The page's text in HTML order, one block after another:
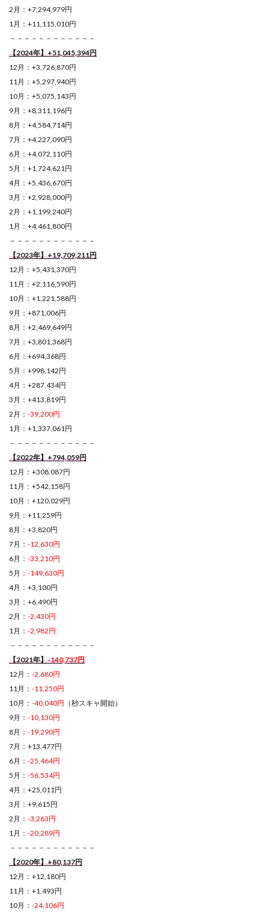
2月：+7,294,979円
1月：+11,115,010円
－－－－－－－－－－－－
【2024年】+51,045,394円
12月：+3,726,870円
11月：+5,297,940円
10月：+5,075,143円
9月：+8,311,196円
8月：+4,584,714円
7月：+4,227,090円
6月：+4,072,110円
5月：+1,724,621円
4月：+5,436,670円
3月：+2,928,000円
2月：+1,199,240円
1月：+4,461,800円
－－－－－－－－－－－－
【2023年】+19,709,211円
12月：+5,431,370円
11月：+2,116,590円
10月：+1,221,588円
9月：+871,006円
8月：+2,469,649円
7月：+3,801,368円
6月：+694,368円
5月：+998,142円
4月：+287,434円
3月：+413,819円
2月： -39,200円
1月：+1,337,061円
－－－－－－－－－－－－
【2022年】+794,059円
12月：+308,087円
11月：+542,158円
10月：+120,029円
9月：+11,259円
8月：+3,820円
7月： -12,630円
6月： -33,210円
5月： -149,630円
4月：+3,100円
3月：+6,490円
2月： -2,430円
1月： -2,982円
－－－－－－－－－－－－
【2021年】-140,737円
12月： -2,680円
11月： -11,250円
10月： -40,040円 （秒スキャ開始）
9月： -10,130円
8月： -19,290円
7月：+13,477円
6月： -25,464円
5月： -56,534円
4月：+25,011円
3月：+9,615円
2月： -3,263円
1月： -20,289円
－－－－－－－－－－－－
【2020年】+80,137円
12月：+12,180円
11月：+1,493円
10月： -24,106円